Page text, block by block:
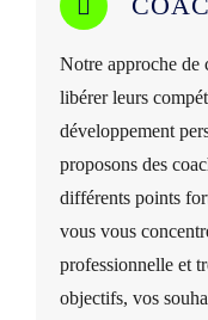
Notre approche de
libérer leurs
développement
proposons des
différents points
vous vous
professionnelle et
objectifs, vos